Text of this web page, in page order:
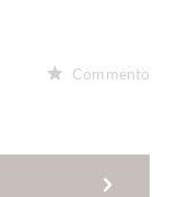
Commento